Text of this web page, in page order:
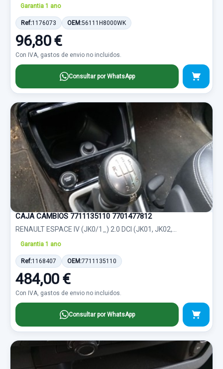
Garantia 1 ano
Ref:1176073 OEM:56111H8000WK
96,80 €
Con IVA, gastos de envio no incluidos.
Consultar por WhatsApp
CAJA CAMBIOS 7711135110 7701477812
RENAULT ESPACE IV (JK0/1_) 2.0 DCI (JK01, JK02,...
Garantia 1 ano
Ref:1168407 OEM:7711135110
484,00 €
Con IVA, gastos de envio no incluidos.
Consultar por WhatsApp